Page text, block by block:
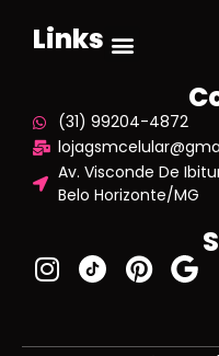
Links
(31) 99204-4872
Av. Visconde De
Belo Horizonte/MG